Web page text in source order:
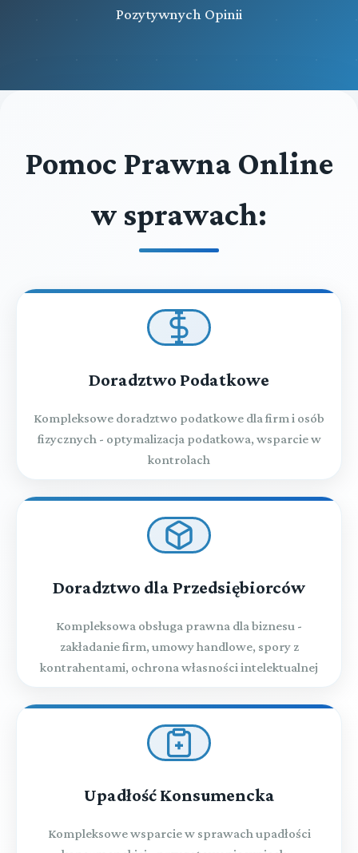
Pozytywnych Opinii
Pomoc Prawna Online
w sprawach:
Doradztwo Podatkowe
Kompleksowe doradztwo podatkowe dla firm i osób
fizycznych - optymalizacja podatkowa, wsparcie w
kontrolach
Doradztwo dla Przedsiębiorców
Kompleksowa obsługa prawna dla biznesu -
zakładanie firm, umowy handlowe, spory z
kontrahentami, ochrona własności intelektualnej
Upadłość Konsumencka
Kompleksowe wsparcie w sprawach upadłości